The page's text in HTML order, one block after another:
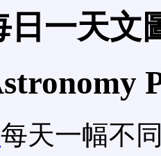
日一天文
每天一幅不